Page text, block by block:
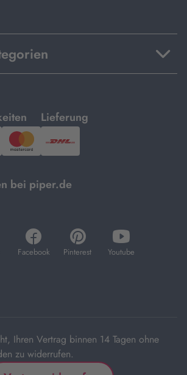
und
Lieferung
mit
DHL.
bei piper.de
Facebook
öffnet
in
Pinterest
öffnet
in
Youtube
öffnet
in
Ihren Vertrag binnen 14 Tagen ohne
zu widerrufen.